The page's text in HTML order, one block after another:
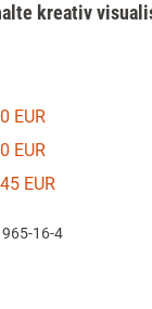
kreativ
EUR
EUR
EUR
16-4